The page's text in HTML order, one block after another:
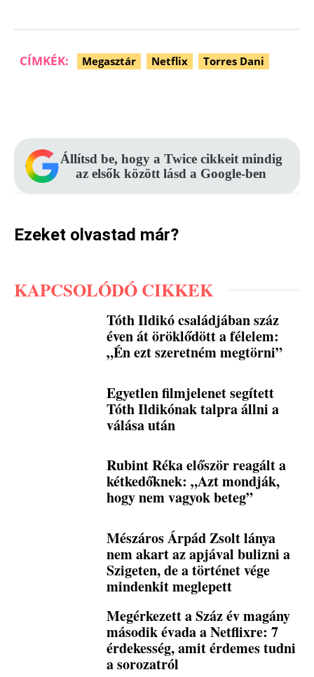
CÍMKÉK: Megasztár Netflix Torres Dani
Állítsd be, hogy a Twice cikkeit mindig
az elsők között lásd a Google-ben
Ezeket olvastad már?
KAPCSOLÓDÓ CIKKEK
Tóth Ildikó családjában száz
éven át öröklődött a félelem:
„Én ezt szeretném megtörni”
Egyetlen filmjelenet segített
Tóth Ildikónak talpra állni a
válása után
Rubint Réka először reagált a
kétkedőknek: „Azt mondják,
hogy nem vagyok beteg”
Mészáros Árpád Zsolt lánya
nem akart az apjával bulizni a
Szigeten, de a történet vége
mindenkit meglepett
Megérkezett a Száz év magány
második évada a Netflixre: 7
érdekesség, amit érdemes tudni
a sorozatról